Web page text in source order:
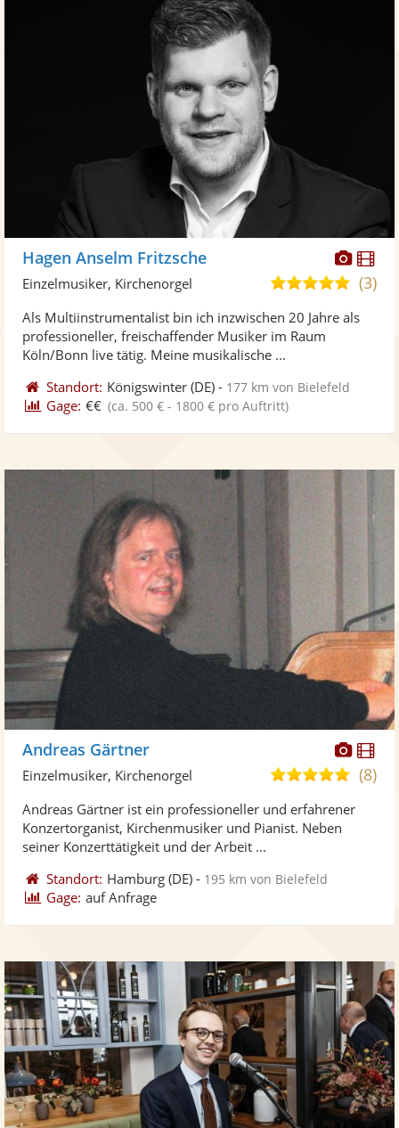
Fotos
Hagen Anselm Fritzsche
5,0
5
(3)
Einzelmusiker, Kirchenorgel
Als Multiinstrumentalist bin ich inzwischen 20 Jahre als
professioneller, freischaffender Musiker im Raum
Köln/Bonn live tätig. Meine musikalische ...
Standort: Königswinter (DE) - 177 km von Bielefeld
Gage: €€ (ca. 500 € - 1800 € pro Auftritt)
Fotos
Andreas Gärtner
5,0
5
(8)
Einzelmusiker, Kirchenorgel
Andreas Gärtner ist ein professioneller und erfahrener
Konzertorganist, Kirchenmusiker und Pianist. Neben
seiner Konzerttätigkeit und der Arbeit ...
Standort: Hamburg (DE) - 195 km von Bielefeld
Gage: auf Anfrage